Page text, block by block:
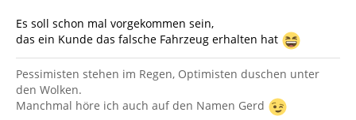
Es soll schon mal vorgekommen sein,
das ein Kunde das falsche Fahrzeug erhalten hat
Pessimisten stehen im Regen, Optimisten duschen unter
den Wolken.
Manchmal höre ich auch auf den Namen Gerd